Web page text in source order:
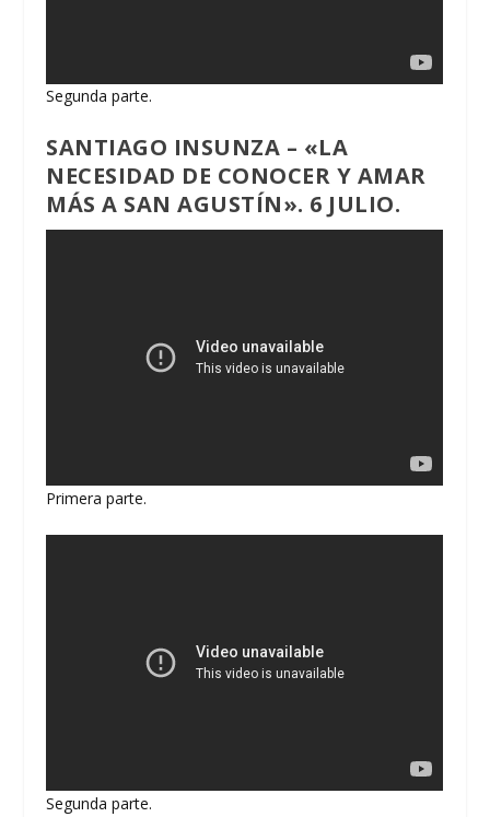
Segunda parte.
SANTIAGO INSUNZA – «LA
NECESIDAD DE CONOCER Y AMAR
MÁS A SAN AGUSTÍN». 6 JULIO.
Primera parte.
Segunda parte.